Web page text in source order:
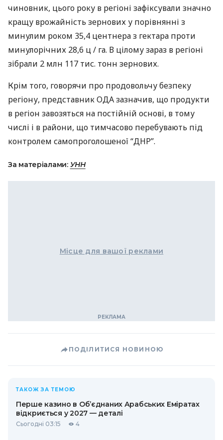
чиновник, цього року в регіоні зафіксували значно
кращу врожайність зернових у порівнянні з
минулим роком 35,4 центнера з гектара проти
минулорічних 28,6 ц / га. В цілому зараз в регіоні
зібрали 2 млн 117 тис. тонн зернових.
Крім того, говорячи про продовольчу безпеку
регіону, представникОДАзазначив, що продукти
в регіон завозяться на постійній основі, в тому
числі і в райони, що тимчасово перебувають під
контролем самопроголошеної “ДНР”.
За матеріалами: УНН
Місце для вашої реклами
ПОДІЛИТИСЯ НОВИНОЮ
ТАКОЖ ЗА ТЕМОЮ
Перше казино в Об’єднаних Арабських Еміратах
відкриється у 2027 — деталі
Сьогодні 03:15 4